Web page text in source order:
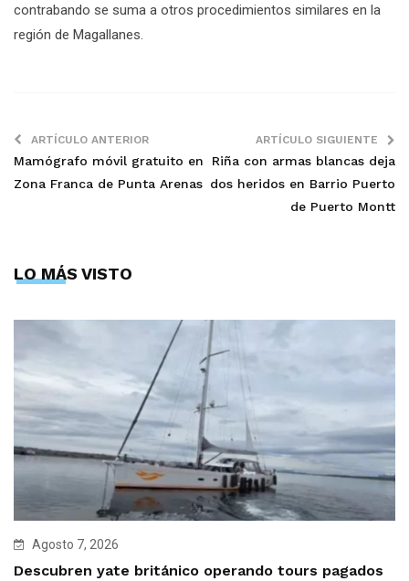
contrabando se suma a otros procedimientos similares en la
región de Magallanes.
ARTÍCULO ANTERIOR
Mamógrafo móvil gratuito en
Zona Franca de Punta Arenas
ARTÍCULO SIGUIENTE
Riña con armas blancas deja
dos heridos en Barrio Puerto
de Puerto Montt
LO MÁS VISTO
Agosto 7, 2026
Descubren yate británico operando tours pagados